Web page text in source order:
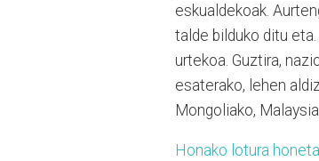
eskualdekoak.
talde bilduko ditu
urtekoa. Guztira,
esaterako, lehen
Mongoliako,
Honako lotura